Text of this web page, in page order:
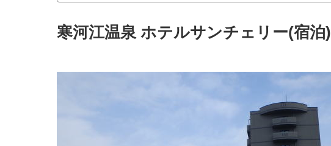
寒河江温泉 ホテルサンチェリー(宿泊)